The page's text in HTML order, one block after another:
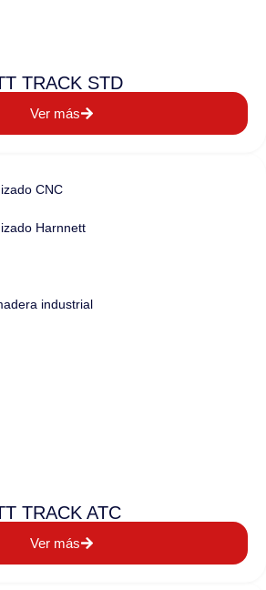
TRACK STD
Ver más
CNC
Harnnett
industrial
TRACK ATC
Ver más